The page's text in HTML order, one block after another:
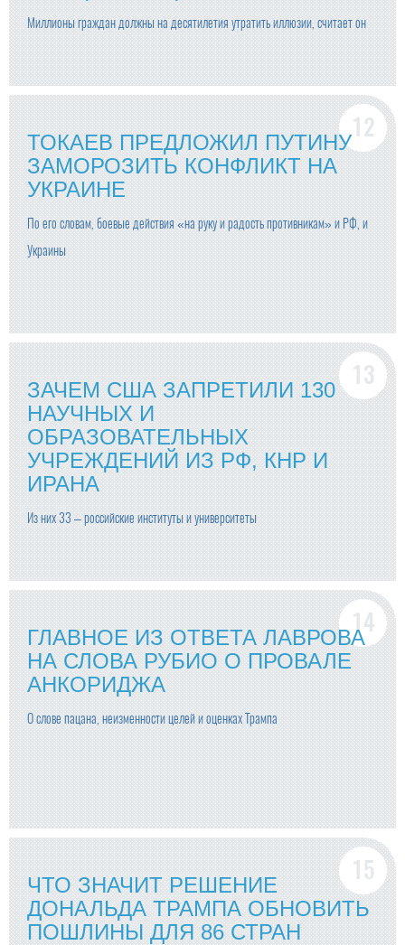
Миллионы граждан должны на десятилетия утратить иллюзии, считает он
ТОКАЕВ ПРЕДЛОЖИЛ ПУТИНУ
ЗАМОРОЗИТЬ КОНФЛИКТ НА
УКРАИНЕ
По его словам, боевые действия «на руку и радость противникам» и РФ, и
Украины
ЗАЧЕМ США ЗАПРЕТИЛИ 130
НАУЧНЫХ И
ОБРАЗОВАТЕЛЬНЫХ
УЧРЕЖДЕНИЙ ИЗ РФ, КНР И
ИРАНА
Из них 33 – российские институты и университеты
ГЛАВНОЕ ИЗ ОТВЕТА ЛАВРОВА
НА СЛОВА РУБИО О ПРОВАЛЕ
АНКОРИДЖА
О слове пацана, неизменности целей и оценках Трампа
ЧТО ЗНАЧИТ РЕШЕНИЕ
ДОНАЛЬДА ТРАМПА ОБНОВИТЬ
ПОШЛИНЫ ДЛЯ 86 СТРАН